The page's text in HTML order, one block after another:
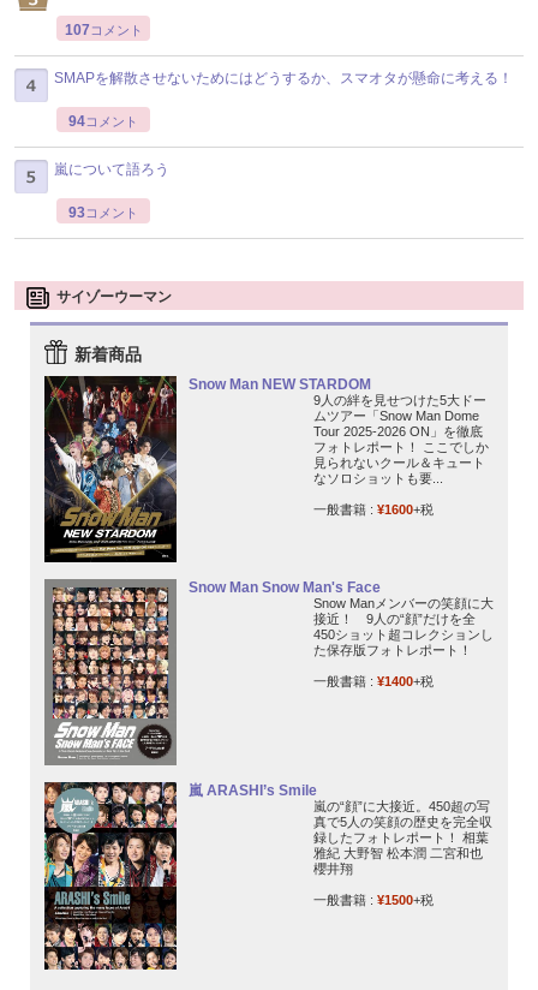
107 コメント
SMAPを解散させないためにはどうするか、スマオタが懸命に考える！
94コメント
嵐について語ろう
93コメント
サイゾーウーマン
新着商品
Snow Man NEW STARDOM
9人の絆を見せつけた5大ドー
ムツアー「Snow Man Dome
Tour 2025-2026 ON」を徹底
フォトレポート！ ここでしか
見られないクール＆キュート
なソロショットも要...
一般書籍 : ¥1600+税
Snow Man Snow Man's Face
Snow Manメンバーの笑顔に大
接近！ 9人の“顔”だけを全
450ショット超コレクションし
た保存版フォトレポート！
一般書籍 : ¥1400+税
嵐 ARASHI’s Smile
嵐の“顔”に大接近。450超の写
真で5人の笑顔の歴史を完全収
録したフォトレポート！ 相葉
雅紀 大野智 松本潤 二宮和也
櫻井翔
一般書籍 : ¥1500+税